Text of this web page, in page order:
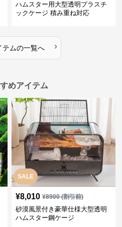
ハムスター用大型透明プラスチ
ックケージ 積み重ね対応
テムの一覧へ ›
めアイテム
SALE
¥8,010 ¥8900(割引前)
砂漠風景付き豪華仕様大型透明
ハムスター鋼ケージ